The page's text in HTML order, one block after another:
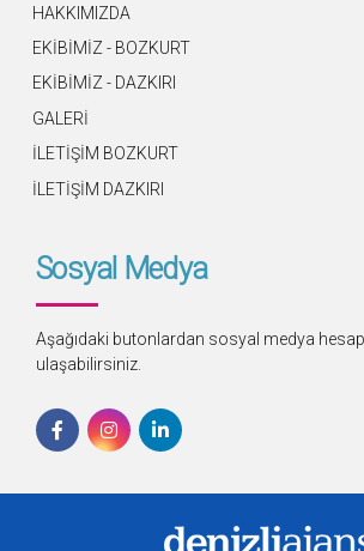
HAKKIMIZDA
EKİBİMİZ - BOZKURT
EKİBİMİZ - DAZKIRI
GALERİ
İLETİŞİM BOZKURT
İLETİŞİM DAZKIRI
Sosyal Medya
Aşağıdaki butonlardan sosyal medya
ulaşabilirsiniz.